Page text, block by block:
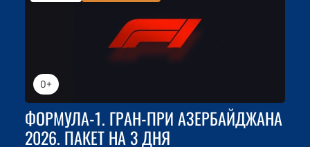
0+
ФОРМУЛА-1. ГРАН-ПРИ АЗЕРБАЙДЖАНА
2026. ПАКЕТ НА 3 ДНЯ